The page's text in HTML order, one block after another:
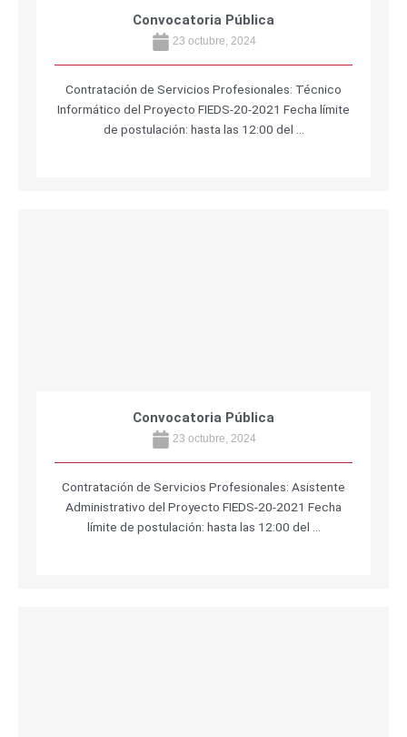
Convocatoria Pública
23 octubre, 2024
Contratación de Servicios Profesionales: Técnico
Informático del Proyecto FIEDS-20-2021 Fecha límite
de postulación: hasta las 12:00 del …
Convocatoria Pública
23 octubre, 2024
Contratación de Servicios Profesionales: Asistente
Administrativo del Proyecto FIEDS-20-2021 Fecha
límite de postulación: hasta las 12:00 del …